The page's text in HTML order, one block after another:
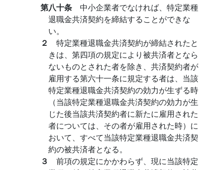
第八十条 中小企業者でなければ、特定業種
退職金共済契約を締結することができな
い。
２ 特定業種退職金共済契約が締結されたと
きは、第四項の規定により被共済者となら
ないものとされた者を除き、共済契約者が
雇用する第六十一条に規定する者は、当該
特定業種退職金共済契約の効力が生ずる時
（当該特定業種退職金共済契約の効力が生
じた後当該共済契約者に新たに雇用された
者については、その者が雇用された時）に
おいて、すべて当該特定業種退職金共済契
約の被共済者となる。
３ 前項の規定にかかわらず、現に当該特定